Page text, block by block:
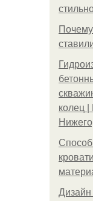
Почему
колец |